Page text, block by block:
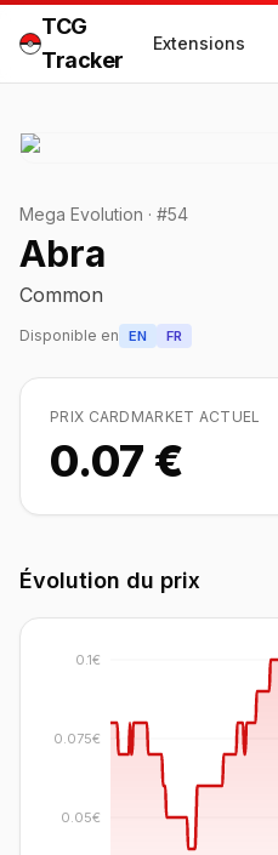
TCG
Tracker
Extensions
Mega Evolution · #54
Abra
Common
Disponible en EN FR
PRIX CARDMARKET ACTUEL
0.07 €
Évolution du prix
0.05€
0.075€
0.1€